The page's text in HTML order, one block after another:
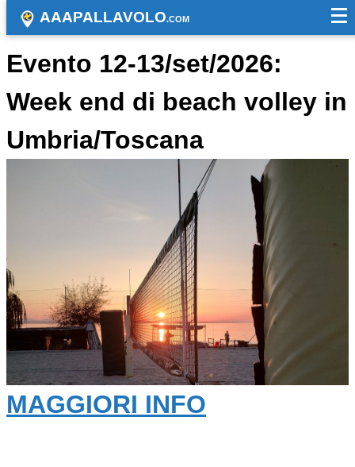
AAAPALLAVOLO.COM
Evento 12-13/set/2026:
Week end di beach volley in
Umbria/Toscana
MAGGIORI INFO